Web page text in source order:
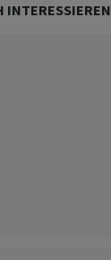
INTERESSIEREN